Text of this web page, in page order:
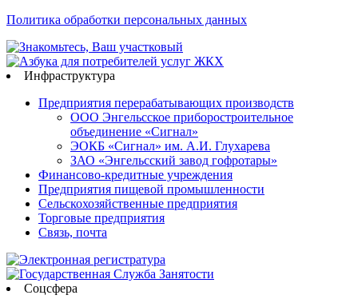
Политика обработки персональных данных
Инфраструктура
Предприятия перерабатывающих производств
ООО Энгельсское приборостроительное
объединение «Сигнал»
ЭОКБ «Сигнал» им. А.И. Глухарева
ЗАО «Энгельсский завод гофротары»
Финансово-кредитные учреждения
Предприятия пищевой промышленности
Сельскохозяйственные предприятия
Торговые предприятия
Связь, почта
Соцсфера